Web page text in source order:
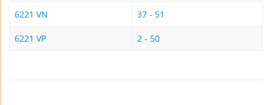
6221 VN 37 - 51
6221 VP 2 - 50